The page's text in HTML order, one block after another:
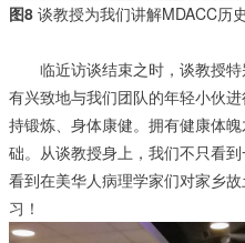
图8 谈教授为我们讲解MDACC历史
临近访谈结束之时，谈教授特
有兴致地与我们团队的年轻小伙
持锻炼、身体康健。拥有健康体
础。从谈教授身上，我们不只看
看到在美华人病理学家们对家乡
习！